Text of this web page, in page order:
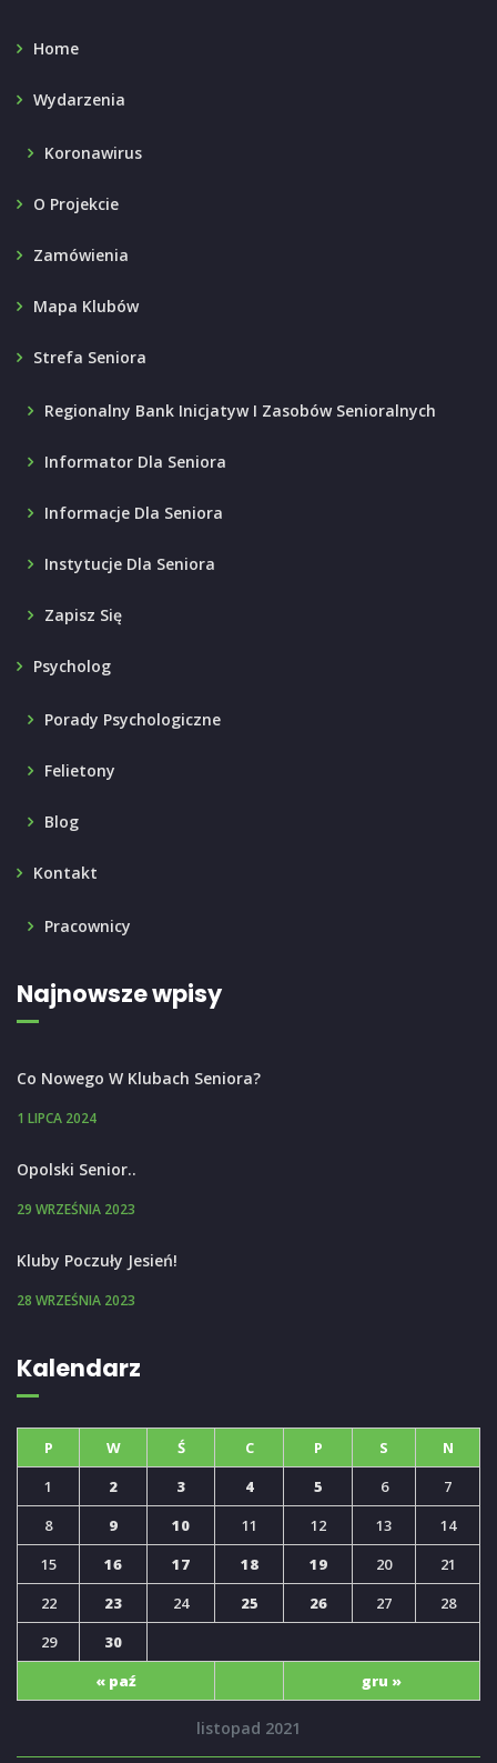
Home
Wydarzenia
Koronawirus
O Projekcie
Zamówienia
Mapa Klubów
Strefa Seniora
Regionalny Bank Inicjatyw I Zasobów Senioralnych
Informator Dla Seniora
Informacje Dla Seniora
Instytucje Dla Seniora
Zapisz Się
Psycholog
Porady Psychologiczne
Felietony
Blog
Kontakt
Pracownicy
Najnowsze wpisy
Co Nowego W Klubach Seniora?
1 LIPCA 2024
Opolski Senior..
29 WRZEŚNIA 2023
Kluby Poczuły Jesień!
28 WRZEŚNIA 2023
Kalendarz
listopad 2021
P W Ś C P S N
« paź gru »
1 2 3 4 5 6
7
8
9 10 11 12 13
14
15
16 17 18 19 20
21
22
23 24 25 26 27
28
29
30